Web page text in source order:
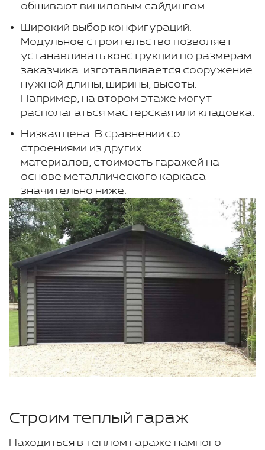
обшивают виниловым сайдингом.
Широкий выбор конфигураций.
Модульное строительство позволяет
устанавливать конструкции по размерам
заказчика: изготавливается сооружение
нужной длины, ширины, высоты.
Например, на втором этаже могут
располагаться мастерская или кладовка.
Низкая цена. В сравнении со
строениями из других
материалов, стоимость гаражей на
основе металлического каркаса
значительно ниже.
Строим теплый гараж
Находиться в теплом гараже намного